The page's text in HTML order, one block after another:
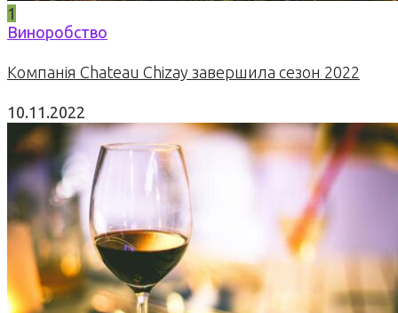
1
Виноробство
Компанія Chateau Chizay завершила сезон 2022
10.11.2022